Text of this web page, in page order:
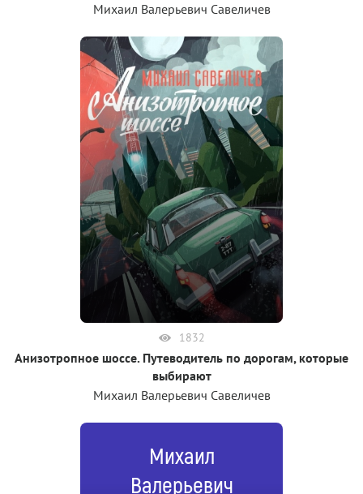
Михаил Валерьевич Савеличев
1832
Анизотропное шоссе. Путеводитель по дорогам, которые
выбирают
Михаил Валерьевич Савеличев
Михаил
Валерьевич